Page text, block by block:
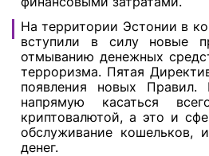
На территории Эстонии в
вступили в силу новые
отмыванию денежных
терроризма. Пятая
появления новых Правил.
напрямую касаться
криптовалютой, а это и
обслуживание кошельков,
денег.